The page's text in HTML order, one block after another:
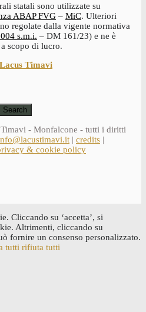
statali sono utilizzate su
ABAP FVG – MiC. Ulteriori
regolate dalla vigente normativa
s.m.i. – DM 161/23) e ne è
scopo di lucro.
Timavi
- Monfalcone - tutti i diritti
| credits |
& cookie policy
Cliccando su ‘accetta’, si
Altrimenti, cliccando su
fornire un consenso personalizzato.
tutti rifiuta tutti